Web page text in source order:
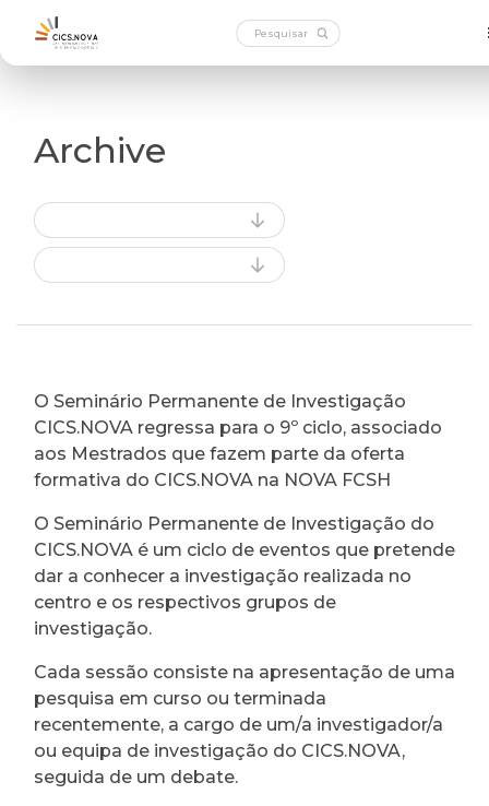
Archive
O Seminário Permanente de Investigação
CICS.NOVA regressa para o 9º ciclo, associado
aos Mestrados que fazem parte da oferta
formativa do CICS.NOVA na NOVA FCSH
O Seminário Permanente de Investigação do
CICS.NOVA é um ciclo de eventos que pretende
dar a conhecer a investigação realizada no
centro e os respectivos grupos de
investigação.
Cada sessão consiste na apresentação de uma
pesquisa em curso ou terminada
recentemente, a cargo de um/a investigador/a
ou equipa de investigação do CICS.NOVA,
seguida de um debate.